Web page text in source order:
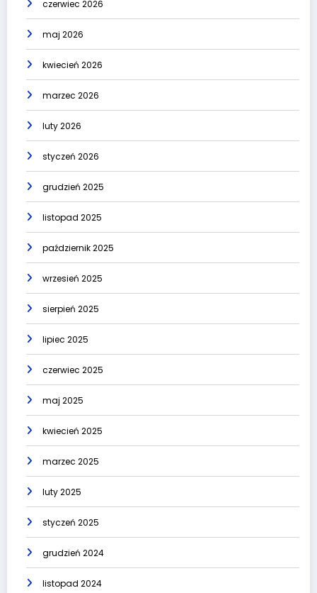
czerwiec 2026
maj 2026
kwiecień 2026
marzec 2026
luty 2026
styczeń 2026
grudzień 2025
listopad 2025
październik 2025
wrzesień 2025
sierpień 2025
lipiec 2025
czerwiec 2025
maj 2025
kwiecień 2025
marzec 2025
luty 2025
styczeń 2025
grudzień 2024
listopad 2024